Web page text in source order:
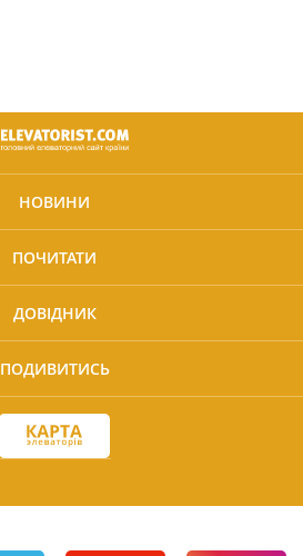
НОВИНИ
ПОЧИТАТИ
ДОВІДНИК
ПОДИВИТИСЬ